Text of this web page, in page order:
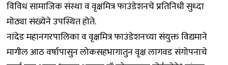
विविध सामाजिक संस्था व वृक्षमित्र फाउंडेशनचे प्रतिनिधी सुध्दा
मोठ्या संख्येने उपस्थित होते.
नांदेड महानगरपालिका व वृक्षमित्र फाउंडेशनच्या संयुक्त विद्यमाने
मागील आठ वर्षापासुन लोकसहभागातुन वृक्ष लागवड संगोपनाचे